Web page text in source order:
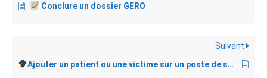
Conclure un dossier GERO
Suivant
Ajouter un patient ou une victime sur un poste de secours